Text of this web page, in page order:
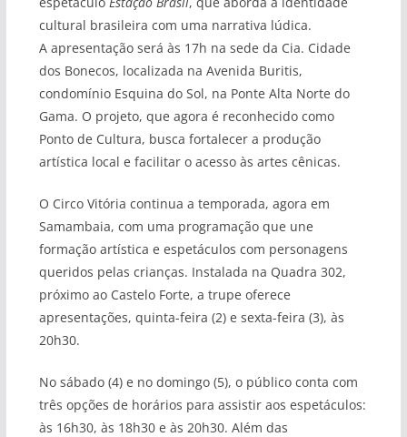
cultural brasileira com uma narrativa lúdica.
A apresentação será às 17h na sede da Cia. Cidade
dos Bonecos, localizada na Avenida Buritis,
condomínio Esquina do Sol, na Ponte Alta Norte do
Gama. O projeto, que agora é reconhecido como
Ponto de Cultura, busca fortalecer a produção
artística local e facilitar o acesso às artes cênicas.
O Circo Vitória continua a temporada, agora em
Samambaia, com uma programação que une
formação artística e espetáculos com personagens
queridos pelas crianças. Instalada na Quadra 302,
próximo ao Castelo Forte, a trupe oferece
apresentações, quinta-feira (2) e sexta-feira (3), às
20h30.
No sábado (4) e no domingo (5), o público conta com
três opções de horários para assistir aos espetáculos:
às 16h30, às 18h30 e às 20h30. Além das